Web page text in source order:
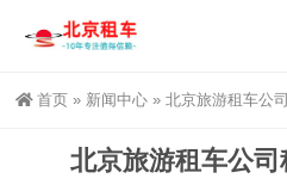
首页 » 新闻中心 » 北京旅游租车公
北京旅游租车公